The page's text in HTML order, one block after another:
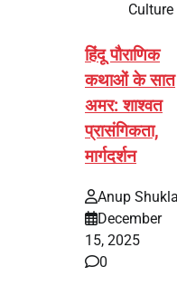
Culture
हिंदू पौराणिक
कथाओं के सात
अमर: शाश्वत
प्रासंगिकता,
मार्गदर्शन
Anup Shukla
December
15, 2025
0